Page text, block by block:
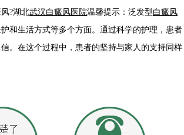
?湖北武汉白癜风医院温馨提示：泛发型白癜风
和生活方式等多个方面。通过科学的护理，患者
。在这个过程中，患者的坚持与家人的支持同样